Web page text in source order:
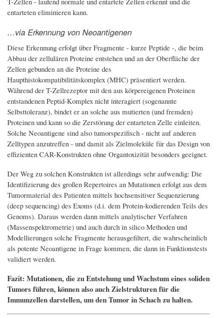
entarteten eliminieren kann.
…via Erkennung von Neoantigenen
Diese Erkennung erfolgt über Fragmente - kurze Peptide -, die beim
Abbau der zellulären Proteine entstehen und an der Oberfläche der
Zellen gebunden an die Proteine des
Haupthistokompatibilitätskomplex (MHC) präsentiert werden.
Während der T-Zellrezeptor mit den aus körpereigenen Proteinen
entstandenen Peptid-Komplex nicht interagiert (sogenannte
Selbsttoleranz), bindet er an solche aus mutierten (und fremden)
Proteinen und kann so die Zerstörung der entarteten Zelle einleiten.
Solche Neoantigene sind also tumorspezifisch - nicht auf anderen
Zelltypen anzutreffen - und damit als Zielmoleküle für das Design von
effizienten CAR-Konstrukten ohne Organtoxizität besonders geeignet.
Der Weg zu solchen Konstrukten ist allerdings sehr aufwendig: Die
Identifizierung des großen Repertoires an Mutationen erfolgt aus dem
Tumormaterial des Patienten mittels hochsensitiver Sequenzierung
(deep sequencing) des Exoms (d.i. dem Protein-kodierenden Teils des
Genoms). Daraus werden dann mittels analytischer Verfahren
(Massenspektrometrie) und auch durch in silico Methoden und
Modellierungen solche Fragmente herausgefiltert, die wahrscheinlich
als potente Neoantigene in Frage kommen, die dann in Funktionstests
validiert werden.
Fazit: Mutationen, die zu Entstehung und Wachstum eines soliden
Tumors führen, können also auch Zielstrukturen für die
Immunzellen darstellen, um den Tumor in Schach zu halten.